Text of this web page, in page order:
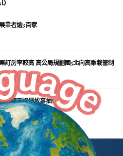
業者逾3百家
訂房率較高 高公局規劃國5北向高乘載管制
義 寫下相遇故事抽住宿券